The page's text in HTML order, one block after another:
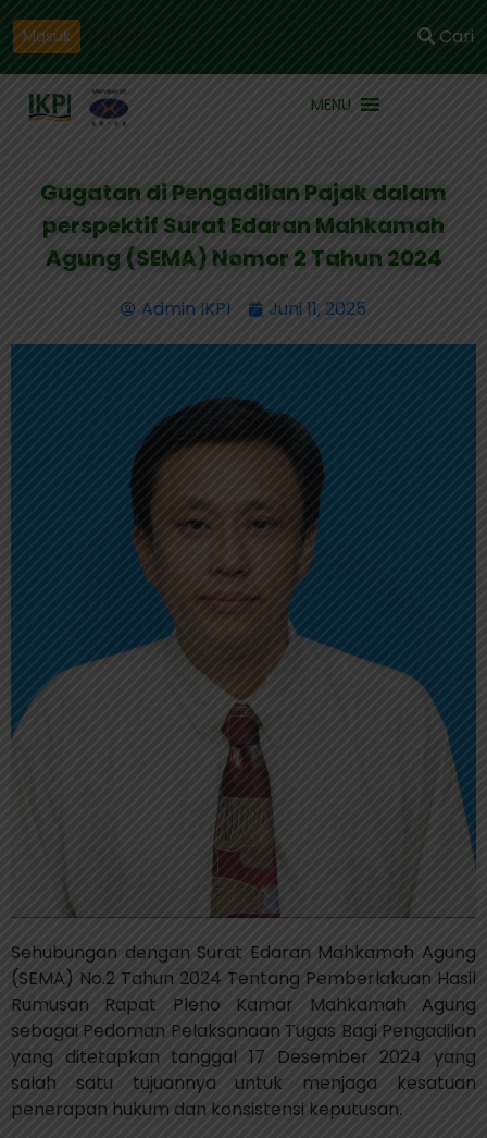
Masuk Cari
MENU
Gugatan di Pengadilan Pajak dalam
perspektif Surat Edaran Mahkamah
Agung (SEMA) Nomor 2 Tahun 2024
Admin IKPI Juni 11, 2025
Sehubungan dengan Surat Edaran Mahkamah Agung
(SEMA) No.2 Tahun 2024 Tentang Pemberlakuan Hasil
Rumusan Rapat Pleno Kamar Mahkamah Agung
sebagai Pedoman Pelaksanaan Tugas Bagi Pengadilan
yang ditetapkan tanggal 17 Desember 2024 yang
salah satu tujuannya untuk menjaga kesatuan
penerapan hukum dan konsistensi keputusan.